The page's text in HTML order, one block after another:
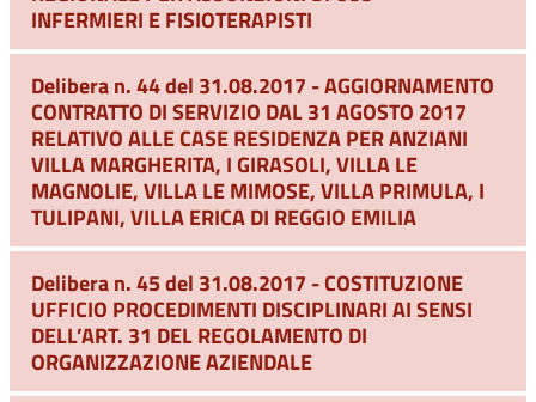
INFERMIERI E FISIOTERAPISTI
Delibera n. 44 del 31.08.2017 - AGGIORNAMENTO
CONTRATTO DI SERVIZIO DAL 31 AGOSTO 2017
RELATIVO ALLE CASE RESIDENZA PER ANZIANI
VILLA MARGHERITA, I GIRASOLI, VILLA LE
MAGNOLIE, VILLA LE MIMOSE, VILLA PRIMULA, I
TULIPANI, VILLA ERICA DI REGGIO EMILIA
Delibera n. 45 del 31.08.2017 - COSTITUZIONE
UFFICIO PROCEDIMENTI DISCIPLINARI AI SENSI
DELL’ART. 31 DEL REGOLAMENTO DI
ORGANIZZAZIONE AZIENDALE